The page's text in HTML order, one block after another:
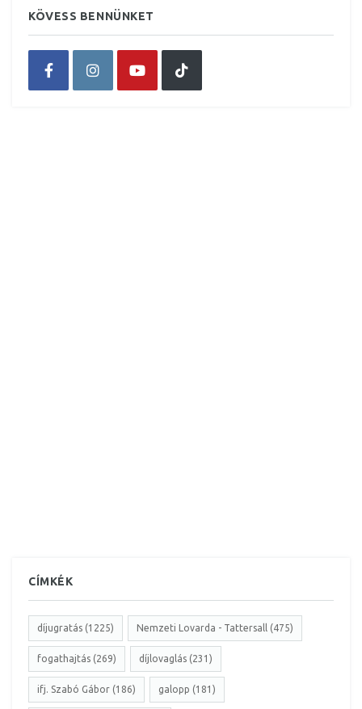
KÖVESS BENNÜNKET
CÍMKÉK
díjugratás (1225) Nemzeti Lovarda - Tattersall (475)
fogathajtás (269) díjlovaglás (231)
ifj. Szabó Gábor (186) galopp (181)